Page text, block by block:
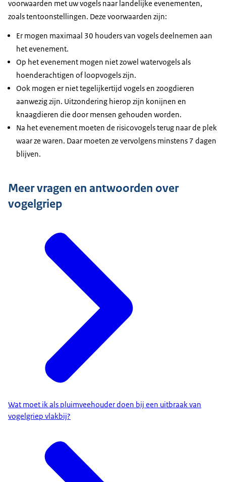
voorwaarden met uw vogels naar landelijke evenementen,
zoals tentoonstellingen. Deze voorwaarden zijn:
Er mogen maximaal 30 houders van vogels deelnemen aan
het evenement.
Op het evenement mogen niet zowel watervogels als
hoenderachtigen of loopvogels zijn.
Ook mogen er niet tegelijkertijd vogels en zoogdieren
aanwezig zijn. Uitzondering hierop zijn konijnen en
knaagdieren die door mensen gehouden worden.
Na het evenement moeten de risicovogels terug naar de plek
waar ze waren. Daar moeten ze vervolgens minstens 7 dagen
blijven.
Meer vragen en antwoorden over
vogelgriep
Wat moet ik als pluimveehouder doen bij een uitbraak van
vogelgriep vlakbij?